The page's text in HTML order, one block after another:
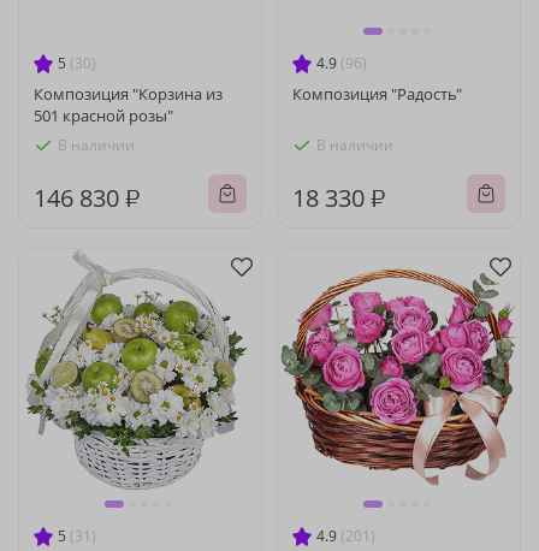
5 (30)
Композиция "Корзина из
501 красной розы"
В наличии
146 830 ₽
4.9 (96)
Композиция "Радость"
В наличии
18 330 ₽
5 (31) 4.9 (201)